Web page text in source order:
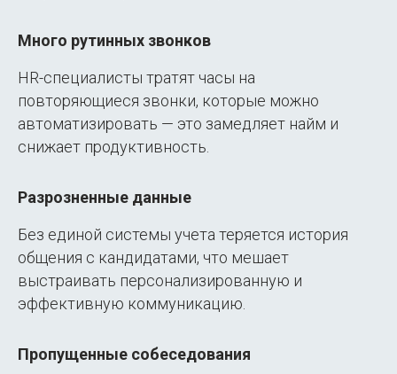
Много рутинных звонков
HR-специалисты тратят часы на
повторяющиеся звонки, которые можно
автоматизировать — это замедляет найм и
снижает продуктивность.
Разрозненные данные
Без единой системы учета теряется история
общения с кандидатами, что мешает
выстраивать персонализированную и
эффективную коммуникацию.
Пропущенные собеседования